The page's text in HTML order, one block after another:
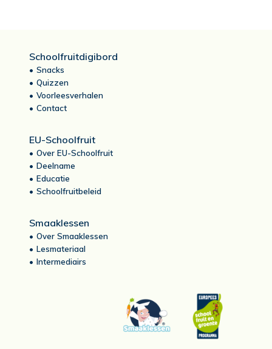
Schoolfruitdigibord
Snacks
Quizzen
Voorleesverhalen
Contact
EU-Schoolfruit
Over EU-Schoolfruit
Deelname
Educatie
Schoolfruitbeleid
Smaaklessen
Over Smaaklessen
Lesmateriaal
Intermediairs